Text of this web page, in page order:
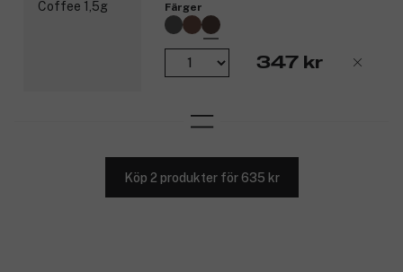
Färger
347 kr
Köp 2 produkter för 635 kr